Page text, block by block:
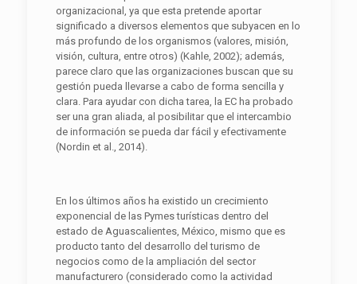
organizacional, ya que esta pretende aportar
significado a diversos elementos que subyacen en lo
más profundo de los organismos (valores, misión,
visión, cultura, entre otros) (Kahle, 2002); además,
parece claro que las organizaciones buscan que su
gestión pueda llevarse a cabo de forma sencilla y
clara. Para ayudar con dicha tarea, la EC ha probado
ser una gran aliada, al posibilitar que el intercambio
de información se pueda dar fácil y efectivamente
(Nordin et al., 2014).
En los últimos años ha existido un crecimiento
exponencial de las Pymes turísticas dentro del
estado de Aguascalientes, México, mismo que es
producto tanto del desarrollo del turismo de
negocios como de la ampliación del sector
manufacturero (considerado como la actividad